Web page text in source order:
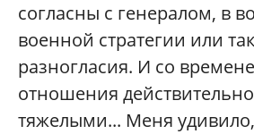
согласны с генералом, в
военной стратегии или
разногласия. И со
отношения
тяжелыми... Меня удивило,